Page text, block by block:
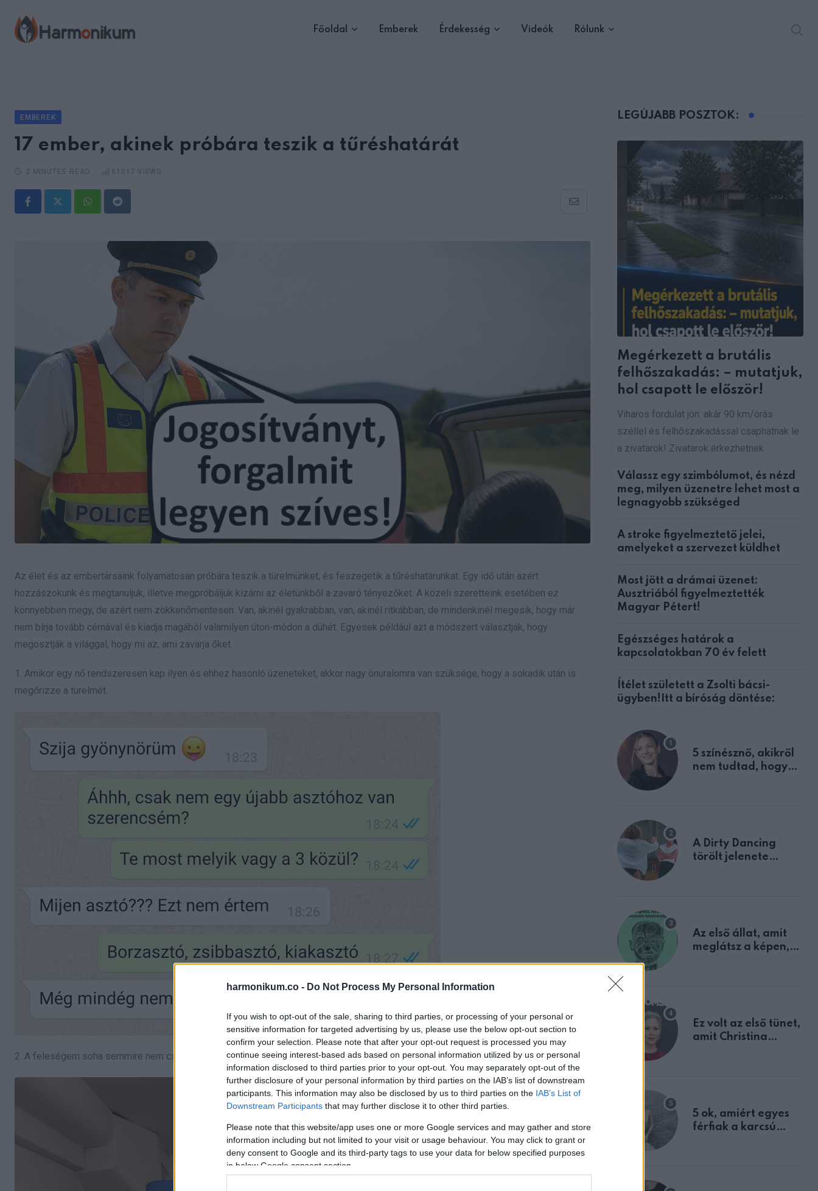
harmonikum.co - Do Not Process My Personal Information
If you wish to opt-out of the sale, sharing to third parties, or processing of your personal or
sensitive information for targeted advertising by us, please use the below opt-out section to
confirm your selection. Please note that after your opt-out request is processed you may
continue seeing interest-based ads based on personal information utilized by us or personal
information disclosed to third parties prior to your opt-out. You may separately opt-out of the
further disclosure of your personal information by third parties on the IAB’s list of downstream
participants. This information may also be disclosed by us to third parties on the IAB’s List of
Downstream Participants that may further disclose it to other third parties.
Please note that this website/app uses one or more Google services and may gather and store
information including but not limited to your visit or usage behaviour. You may click to grant or
deny consent to Google and its third-party tags to use your data for below specified purposes
in below Google consent section.
content
Főoldal Emberek Érdekesség Videók Rólunk
EMBEREK
17 ember, akinek próbára teszik a tűréshatárát
WhatsappReddit
Share
Email
Az élet és az embertársaink folyamatosan próbára teszik a türelmünket, és feszegetik a tűréshatárunkat. Egy idő után azért
hozzászokunk és megtanuljuk, illetve megpróbáljuk kizárni az életünkből a zavaró tényezőket. A közeli szeretteink esetében ez
könnyebben megy, de azért nem zökkenőmentesen. Van, akinél gyakrabban, van, akinél ritkábban, de mindenkinél megesik, hogy már
nem bírja tovább cérnával és kiadja magából valamilyen úton-módon a dühét. Egyesek például azt a módszert választják, hogy
megosztják a világgal, hogy mi az, ami zavarja őket.
1. Amikor egy nő rendszeresen kap ilyen és ehhez hasonló üzeneteket, akkor nagy önuralomra van szüksége, hogy a sokadik után is
megőrizze a türelmét.
2. A feleségem soha semmire nem csavarja vissza rendesen a kupakját, mielőtt visszarakná a hűtőbe.
LEGÚJABB POSZTOK:
Megérkezett a brutális
felhőszakadás: – mutatjuk,
hol csapott le először!
Viharos fordulat jön: akár 90 km/órás
széllel és felhőszakadással csaphatnak le
a zivatarok! Zivatarok érkezhetnek
Válassz egy szimbólumot, és nézd
meg, milyen üzenetre lehet most a
legnagyobb szükséged
A stroke figyelmeztető jelei,
amelyeket a szervezet küldhet
Most jött a drámai üzenet:
Ausztriából figyelmeztették
Magyar Pétert!
Egészséges határok a
kapcsolatokban 70 év felett
Ítélet született a Zsolti bácsi-
ügyben!Itt a bíróság döntése:
5 színésznő, akikről
nem tudtad, hogy
A Dirty Dancing
törölt jelenete
Az első állat, amit
meglátsz a képen,
Ez volt az első tünet,
amit Christina
5 ok, amiért egyes
férfiak a karcsú